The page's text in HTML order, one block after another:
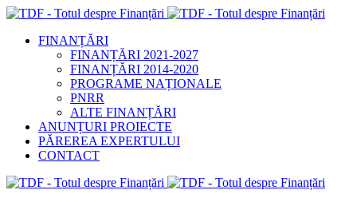
FINANȚĂRI
FINANȚĂRI 2021-2027
FINANȚĂRI 2014-2020
PROGRAME NAȚIONALE
PNRR
ALTE FINANȚĂRI
ANUNȚURI PROIECTE
PĂREREA EXPERTULUI
CONTACT